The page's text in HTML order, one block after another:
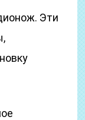
Эти